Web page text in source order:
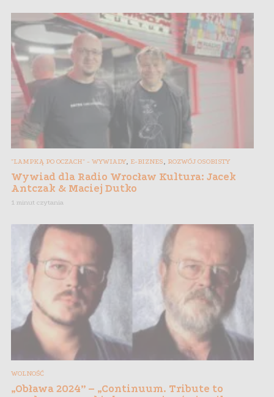
"LAMPKĄ PO OCZACH" - WYWIADY, E-BIZNES, ROZWÓJ OSOBISTY
Wywiad dla Radio Wrocław Kultura: Jacek
Antczak & Maciej Dutko
1 minut czytania
WOLNOŚĆ
„Obława 2024” – „Continuum. Tribute to